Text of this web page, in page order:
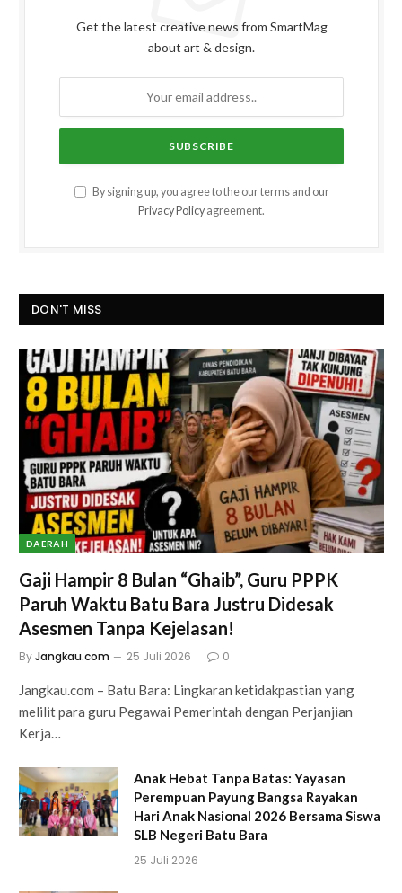
Get the latest creative news from SmartMag
about art & design.
By signing up, you agree to the our terms and our
Privacy Policy agreement.
DON'T MISS
DAERAH
Gaji Hampir 8 Bulan “Ghaib”, Guru PPPK
Paruh Waktu Batu Bara Justru Didesak
Asesmen Tanpa Kejelasan!
ByJangkau.com 25 Juli 2026 0
Jangkau.com – Batu Bara: Lingkaran ketidakpastian yang
melilit para guru Pegawai Pemerintah dengan Perjanjian
Kerja…
Anak Hebat Tanpa Batas: Yayasan
Perempuan Payung Bangsa Rayakan
Hari Anak Nasional 2026 Bersama Siswa
SLB Negeri Batu Bara
25 Juli 2026